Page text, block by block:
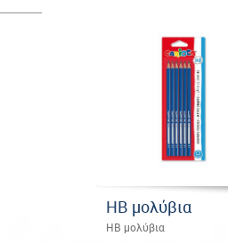
HB μολύβια
HB μολύβια